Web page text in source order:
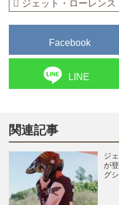
ジェット・ローレンス
Facebook
LINE
関連記事
ジ
が
グ